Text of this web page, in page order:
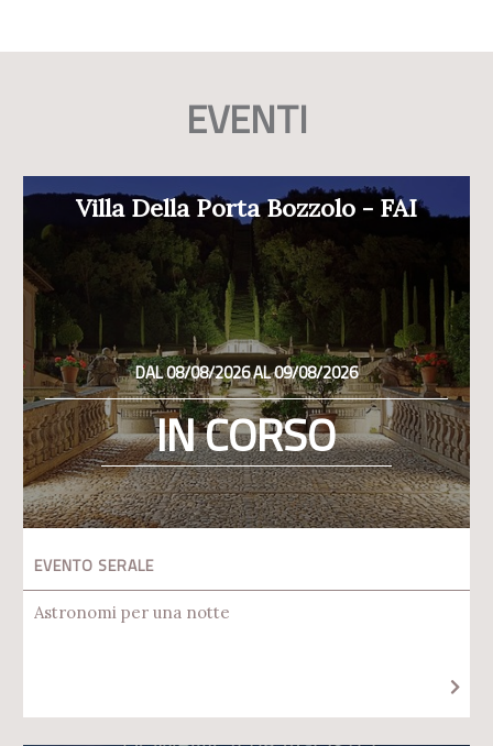
EVENTI
Villa Della Porta Bozzolo - FAI
DAL 08/08/2026 AL 09/08/2026
IN CORSO
EVENTO SERALE
Astronomi per una notte